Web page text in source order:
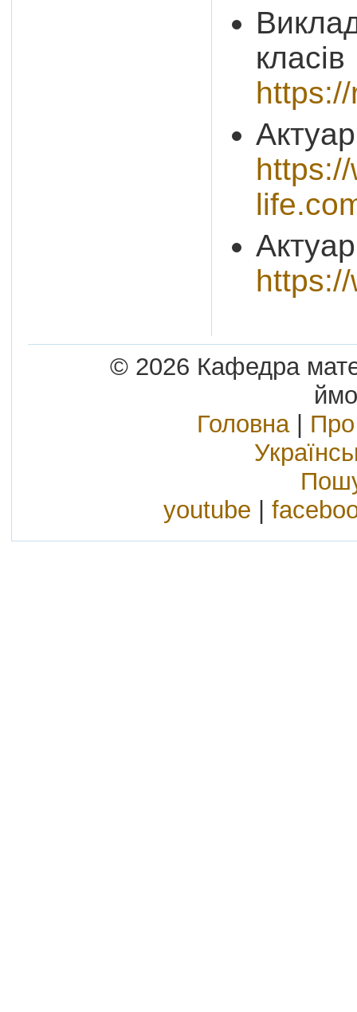
класів
© 2026 Кафедра
Головна|
youtube